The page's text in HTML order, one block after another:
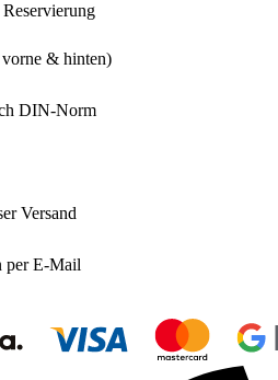
& hinten)
DIN-Norm
Versand
per E-Mail